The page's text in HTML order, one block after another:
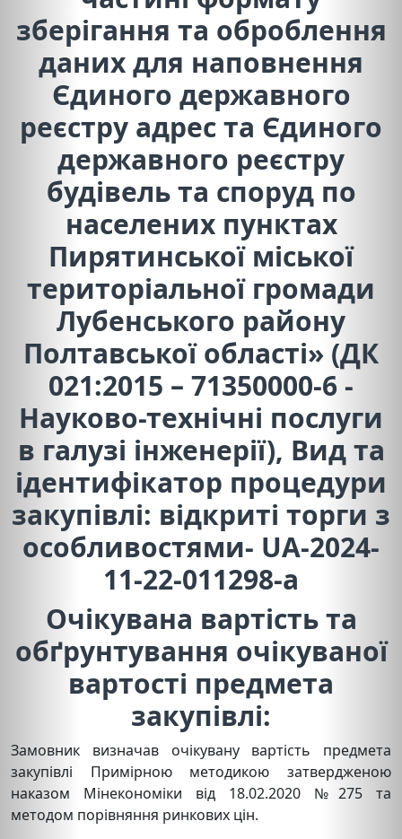
зберігання та оброблення
даних для наповнення
Єдиного державного
реєстру адрес та Єдиного
державного реєстру
будівель та споруд по
населених пунктах
Пирятинської міської
територіальної громади
Лубенського району
Полтавської області» (ДК
021:2015 – 71350000-6 -
Науково-технічні послуги
в галузі інженерії), Вид та
ідентифікатор процедури
закупівлі: відкриті торги з
особливостями- UA-2024-
11-22-011298-a
Очікувана вартість та
обґрунтування очікуваної
вартості предмета
закупівлі:
Замовник визначав очікувану вартість предмета
закупівлі Примірною методикою затвердженою
наказом Мінекономіки від 18.02.2020 №275 та
методом порівняння ринкових цін.